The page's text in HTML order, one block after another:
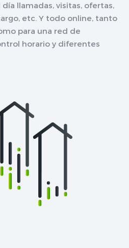
llamadas, visitas, ofertas,
etc. Y todo online, tanto
para una red de
horario y diferentes